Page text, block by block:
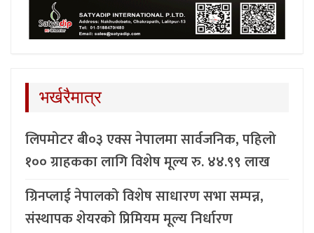
भर्खरैमात्र
लिपमोटर बी०३ एक्स नेपालमा सार्वजनिक, पहिलो
१०० ग्राहकका लागि विशेष मूल्य रु. ४४.९९ लाख
ग्रिनप्लाई नेपालको विशेष साधारण सभा सम्पन्न,
संस्थापक शेयरको प्रिमियम मूल्य निर्धारण